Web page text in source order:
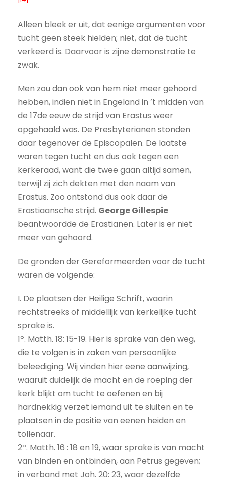
Alleen bleek er uit, dat eenige argumenten voor
tucht geen steek hielden; niet, dat de tucht
verkeerd is. Daarvoor is zijne demonstratie te
zwak.
Men zou dan ook van hem niet meer gehoord
hebben, indien niet in Engeland in ’t midden van
de 17de eeuw de strijd van Erastus weer
opgehaald was. De Presbyterianen stonden
daar tegenover de Episcopalen. De laatste
waren tegen tucht en dus ook tegen een
kerkeraad, want die twee gaan altijd samen,
terwijl zij zich dekten met den naam van
Erastus. Zoo ontstond dus ook daar de
Erastiaansche strijd. George Gillespie
beantwoordde de Erastianen. Later is er niet
meer van gehoord.
De gronden der Gereformeerden voor de tucht
waren de volgende:
I. De plaatsen der Heilige Schrift, waarin
rechtstreeks of middellijk van kerkelijke tucht
sprake is.
1º. Matth. 18: 15-19. Hier is sprake van den weg,
die te volgen is in zaken van persoonlijke
beleediging. Wij vinden hier eene aanwijzing,
waaruit duidelijk de macht en de roeping der
kerk blijkt om tucht te oefenen en bij
hardnekkig verzet iemand uit te sluiten en te
plaatsen in de positie van eenen heiden en
tollenaar.
2º. Matth. 16 : 18 en 19, waar sprake is van macht
van binden en ontbinden, aan Petrus gegeven;
in verband met Joh. 20: 23, waar dezelfde